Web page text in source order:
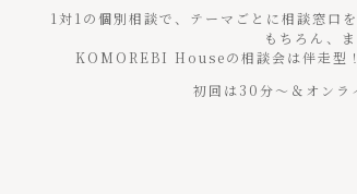
1対1の個別相談で、テーマごとに相談窓口
もちろん、
KOMOREBI Houseの相談会は伴走型
初回は30分〜＆オンラ